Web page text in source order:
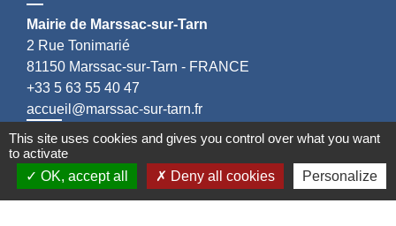
Mairie de Marssac-sur-Tarn
2 Rue Tonimarié
81150 Marssac-sur-Tarn - FRANCE
+33 5 63 55 40 47
accueil@marssac-sur-tarn.fr
Lien vers les HORAIRES et CONTACTS
de chaque service
This site uses cookies and gives you control over what you want
to activate
OK, accept all
Deny all cookies Personalize